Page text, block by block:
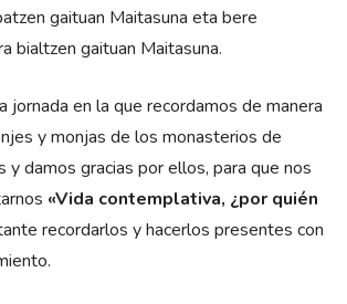
gaituan Maitasuna eta bere
bialtzen gaituan Maitasuna.
jornada en la que recordamos de manera
y monjas de los monasterios de
y damos gracias por ellos, para que nos
«Vida contemplativa, ¿por quién
recordarlos y hacerlos presentes con